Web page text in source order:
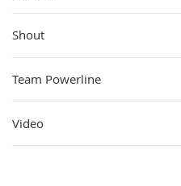
Shout
Team Powerline
Video